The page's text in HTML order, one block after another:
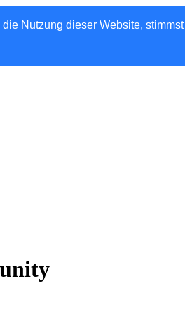
Nutzung dieser Website,